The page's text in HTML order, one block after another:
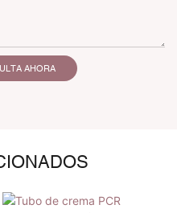
AHORA